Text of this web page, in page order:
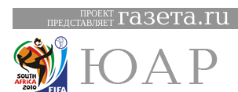
ПРОЕКТ
ПРЕДСТАВЛЯЕТ